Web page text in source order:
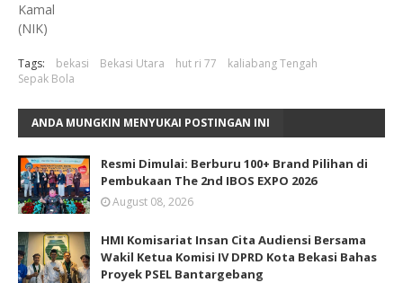
Kamal
(NIK)
Tags: bekasi Bekasi Utara hut ri 77
kaliabang Tengah
Sepak Bola
ANDA MUNGKIN MENYUKAI POSTINGAN INI
Resmi Dimulai: Berburu 100+ Brand Pilihan di
Pembukaan The 2nd IBOS EXPO 2026
August 08, 2026
HMI Komisariat Insan Cita Audiensi Bersama
Wakil Ketua Komisi IV DPRD Kota Bekasi Bahas
Proyek PSEL Bantargebang